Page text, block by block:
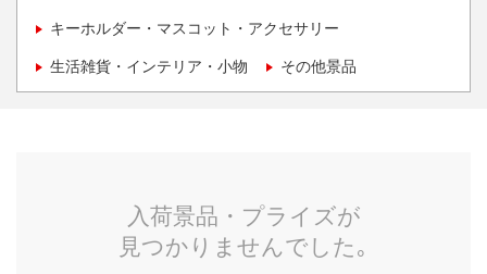
キーホルダー・マスコット・アクセサリー
生活雑貨・インテリア・小物 その他景品